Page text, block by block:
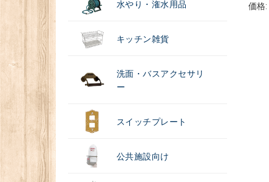
水やり・潅水用品
キッチン雑貨
洗面・バスアクセサリ
ー
スイッチプレート
公共施設向け
価格: